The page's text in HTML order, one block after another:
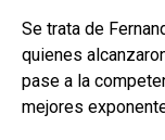
Se trata de
quienes
pase a la
mejores